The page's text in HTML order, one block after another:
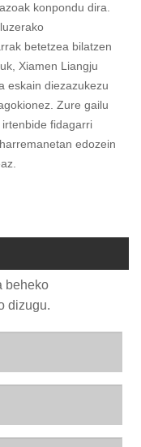
konpondu dira.
betetzea bilatzen
Xiamen Liangju
eskain diezazukezu
Zure gailu
fidagarri
edozein
beheko
dizugu.